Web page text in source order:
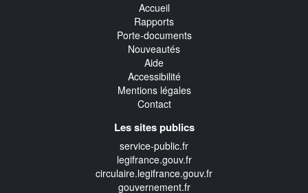
Accueil
Rapports
Porte-documents
Nouveautés
Aide
Accessibilité
Mentions légales
Contact
Les sites publics
service-public.fr
legifrance.gouv.fr
circulaire.legifrance.gouv.fr
gouvernement.fr